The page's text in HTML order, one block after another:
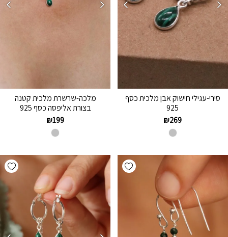
סירי-עגילי חישוק אבן מלכית כסף
925
₪269
מלכה-שרשרת מלכית קטנה
בצורת אליפסה כסף 925
₪199
Add wishlist